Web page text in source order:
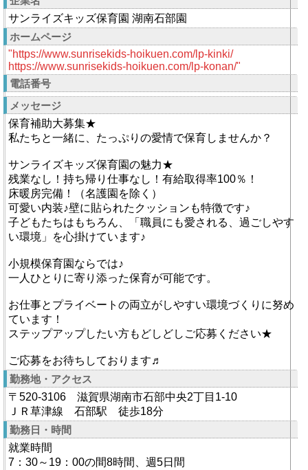
サンライズキッズ保育園 湖南石部園
ホームページ
"https://www.sunrisekids-hoikuen.com/lp-kinki/
https://www.sunrisekids-hoikuen.com/lp-konan/"
電話番号
メッセージ
保育補助大募集★
私たちと一緒に、たっぷりの愛情で保育しませんか？
サンライズキッズ保育園の魅力★
残業なし！持ち帰り仕事なし！有給取得率100％！
床暖房完備！（名護園を除く）
可愛い内装♪壁に貼られたクッションも特徴です♪
子どもたちはもちろん、「職員にも愛される、過ごしやす
い環境」を心掛けています♪
小規模保育園ならでは♪
一人ひとりに寄り添った保育が可能です。
お仕事とプライベートの両立がしやすい環境づくりに努め
ています！
ステップアップしたい方もどしどしご応募ください★
ご応募をお待ちしております♬
勤務地・アクセス
〒520-3106 滋賀県湖南市石部中央2丁目1-10
ＪＲ草津線 石部駅 徒歩18分
勤務日・時間
就業時間
7：30～19：00の間8時間、週5日間